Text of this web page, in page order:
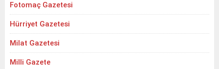
Fotomaç Gazetesi
Hürriyet Gazetesi
Milat Gazetesi
Milli Gazete